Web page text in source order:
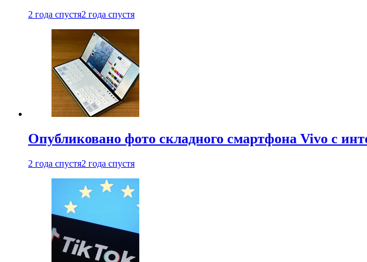
2 года спустя2 года спустя
Опубликовано фото складного смартфона Vivo с
2 года спустя2 года спустя